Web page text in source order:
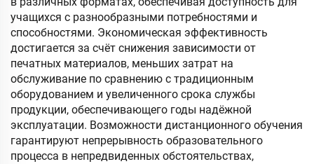
учащихся с разнообразными потребностями и
способностями. Экономическая эффективность
достигается за счёт снижения зависимости от
печатных материалов, меньших затрат на
обслуживание по сравнению с традиционным
оборудованием и увеличенного срока службы
продукции, обеспечивающего годы надёжной
эксплуатации. Возможности дистанционного обучения
гарантируют непрерывность образовательного
процесса в непредвиденных обстоятельствах,